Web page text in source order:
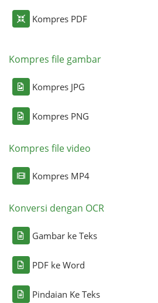
Kompres PDF
Kompres file gambar
Kompres JPG
Kompres PNG
Kompres file video
Kompres MP4
Konversi dengan OCR
Gambar ke Teks
PDF ke Word
Pindaian Ke Teks